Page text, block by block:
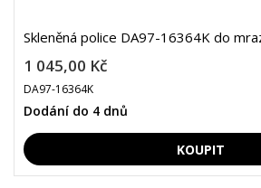
Skleněná police DA97-16364K do
1 045,00 Kč
DA97-16364K
Dodání do 4 dnů